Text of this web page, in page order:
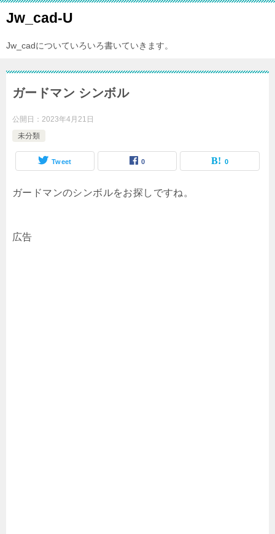
Jw_cad-U
Jw_cadについていろいろ書いていきます。
ガードマン シンボル
公開日： 2023年4月21日
未分類
Tweet 0 0
ガードマンのシンボルをお探しですね。
広告